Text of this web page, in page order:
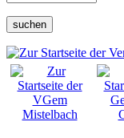
suchen